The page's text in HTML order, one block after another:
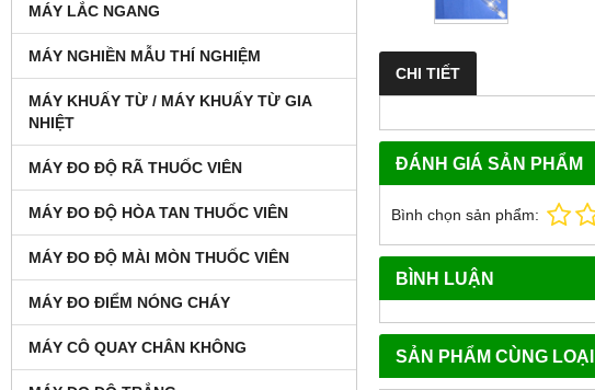
MÁY LẮC NGANG
MÁY NGHIỀN MẪU THÍ NGHIỆM
MÁY KHUẤY TỪ / MÁY KHUẤY TỪ GIA
NHIỆT
MÁY ĐO ĐỘ RÃ THUỐC VIÊN
MÁY ĐO ĐỘ HÒA TAN THUỐC VIÊN
MÁY ĐO ĐỘ MÀI MÒN THUỐC VIÊN
MÁY ĐO ĐIỂM NÓNG CHÁY
MÁY CÔ QUAY CHÂN KHÔNG
CHI TIẾT
ĐÁNH GIÁ SẢN PHẨM
Bình chọn sản phẩm:
BÌNH LUẬN
SẢN PHẨM CÙNG LOẠI